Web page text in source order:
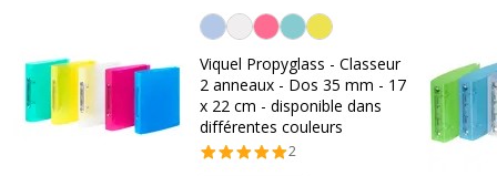
Personnalisation de la couleur
Viquel Propyglass - Classeur
2 anneaux - Dos 35 mm - 17
x 22 cm - disponible dans
différentes couleurs
2